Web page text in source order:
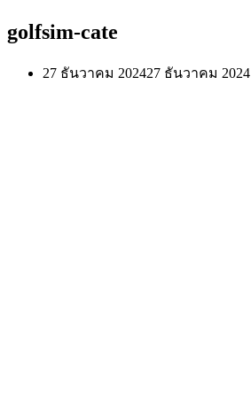
golfsim-cate
27 ธันวาคม 202427 ธันวาคม 2024